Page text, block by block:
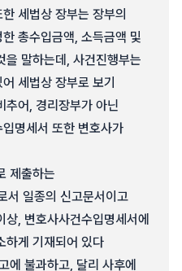
세법상 장부는 장부의
총수입금액, 소득금액 및
을 말하는데, 사건진행부는
세법상 장부로 보기
추어, 경리장부가 아닌
명세서 또한 변호사가
제출하는
서 일종의 신고문서이고
, 변호사사건수입명세서에
하게 기재되어 있다
에 불과하고, 달리 사후에